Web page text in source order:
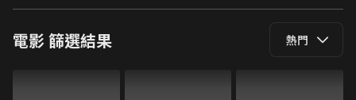
電影篩選結果 熱門